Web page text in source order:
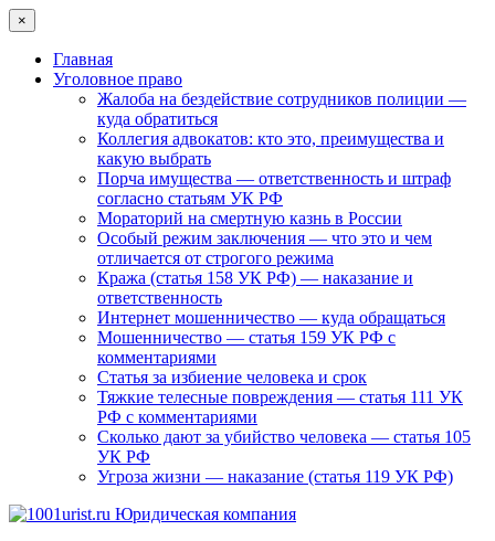
×
Главная
Уголовное право
Жалоба на бездействие сотрудников полиции —
куда обратиться
Коллегия адвокатов: кто это, преимущества и
какую выбрать
Порча имущества — ответственность и штраф
согласно статьям УК РФ
Мораторий на смертную казнь в России
Особый режим заключения — что это и чем
отличается от строгого режима
Кража (статья 158 УК РФ) — наказание и
ответственность
Интернет мошенничество — куда обращаться
Мошенничество — статья 159 УК РФ с
комментариями
Статья за избиение человека и срок
Тяжкие телесные повреждения — статья 111 УК
РФ с комментариями
Сколько дают за убийство человека — статья 105
УК РФ
Угроза жизни — наказание (статья 119 УК РФ)